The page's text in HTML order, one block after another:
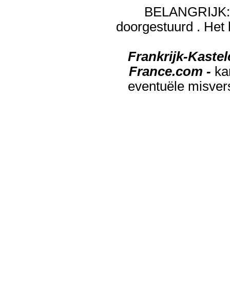
doorgestuurd . Het
Frankrijk-
France.com -
eventuële